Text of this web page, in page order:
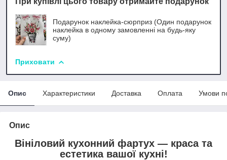
Подарунок наклейка-сюрприз (Один подарунок
наклейка в одному замовленні на будь-яку
суму)
Приховати
Опис Характеристики Доставка Оплата Умови
Опис
Вініловий кухонний фартух — краса та
естетика вашої кухні!